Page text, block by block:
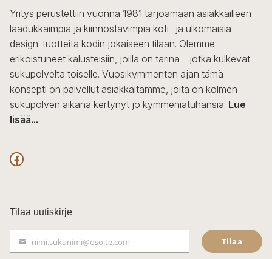
Yritys perustettiin vuonna 1981 tarjoamaan asiakkailleen
laadukkaimpia ja kiinnostavimpia koti- ja ulkomaisia
design-tuotteita kodin jokaiseen tilaan. Olemme
erikoistuneet kalusteisiin, joilla on tarina – jotka kulkevat
sukupolvelta toiselle. Vuosikymmenten ajan tämä
konsepti on palvellut asiakkaitamme, joita on kolmen
sukupolven aikana kertynyt jo kymmeniätuhansia. Lue
lisää...
F
c
e
b
Tilaa uutiskirje
nimi.sukunimi@osoite.com Tilaa